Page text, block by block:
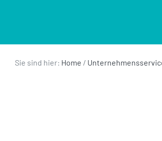
Sie sind hier: Home /